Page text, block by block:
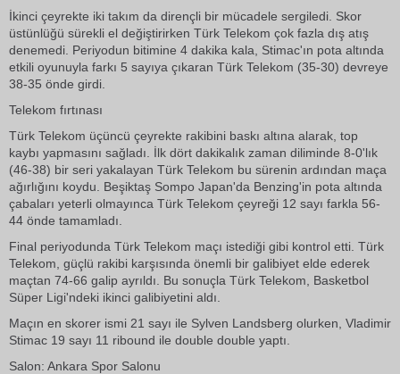
İkinci çeyrekte iki takım da dirençli bir mücadele sergiledi. Skor
üstünlüğü sürekli el değiştirirken Türk Telekom çok fazla dış atış
denemedi. Periyodun bitimine 4 dakika kala, Stimac'ın pota altında
etkili oyunuyla farkı 5 sayıya çıkaran Türk Telekom (35-30) devreye
38-35 önde girdi.
Telekom fırtınası
Türk Telekom üçüncü çeyrekte rakibini baskı altına alarak, top
kaybı yapmasını sağladı. İlk dört dakikalık zaman diliminde 8-0'lık
(46-38) bir seri yakalayan Türk Telekom bu sürenin ardından maça
ağırlığını koydu. Beşiktaş Sompo Japan'da Benzing'in pota altında
çabaları yeterli olmayınca Türk Telekom çeyreği 12 sayı farkla 56-
44 önde tamamladı.
Final periyodunda Türk Telekom maçı istediği gibi kontrol etti. Türk
Telekom, güçlü rakibi karşısında önemli bir galibiyet elde ederek
maçtan 74-66 galip ayrıldı. Bu sonuçla Türk Telekom, Basketbol
Süper Ligi'ndeki ikinci galibiyetini aldı.
Maçın en skorer ismi 21 sayı ile Sylven Landsberg olurken, Vladimir
Stimac 19 sayı 11 ribound ile double double yaptı.
Salon: Ankara Spor Salonu